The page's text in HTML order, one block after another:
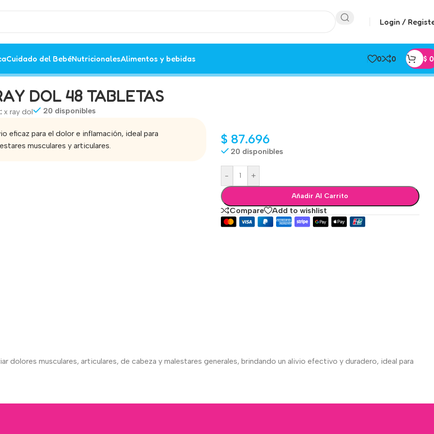
Login /
Cuidado del BebéNutricionalesAlimentos y bebidas 0 0 $ 0
DOL 48 TABLETAS
x ray dol 20 disponibles
eficaz para el dolor e inflamación, ideal para
musculares y articulares.
$ 87.696
20 disponibles
- +
Añadir Al Carrito
Compare Add to wishlist
dolores musculares, articulares, de cabeza y malestares generales, brindando un alivio efectivo y duradero, ideal para